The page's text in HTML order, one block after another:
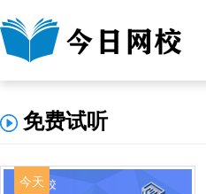
免费试听
今天